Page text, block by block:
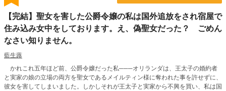
【完結】聖女を害した公爵令嬢の私は国外追放をされ宿屋で
住み込み女中をしております。え、偽聖女だった？ ごめん
なさい知りません。
藍生蕗
かれこれ五年ほど前、公爵令嬢だった私───オリランダは、王太子の婚約者
と実家の娘の立場の両方を聖女であるメイルティン様に奪われた事を許せずに、
彼女を害してしまいました。しかしそれが王太子と実家から不興を買い、私は国